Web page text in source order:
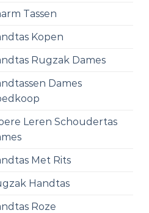
Tassen
Kopen
Rugzak Dames
Dames
Leren Schoudertas
Met Rits
Handtas
Roze